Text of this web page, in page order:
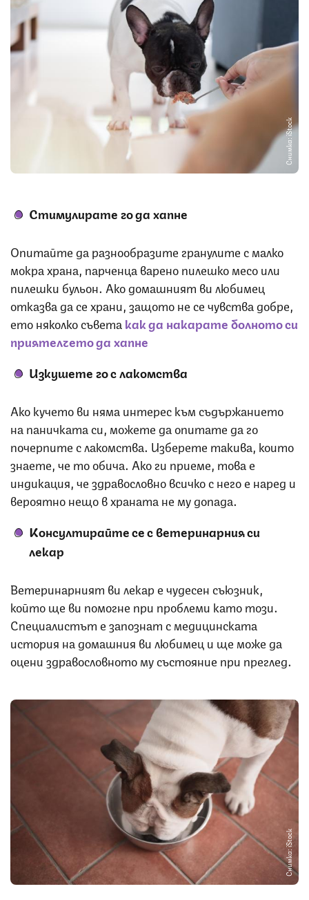
Снимка: iStock
Стимулирате го да хапне
Опитайте да разнообразите гранулите с малко
мокра храна, парченца варено пилешко месо или
пилешки бульон. Ако домашният ви любимец
отказва да се храни, защото не се чувства добре,
ето няколко съветакак да накарате болното си
приятелчето да хапне
Изкушете го с лакомства
Ако кучето ви няма интерес към съдържанието
на паничката си, можете да опитате да го
почерпите с лакомства. Изберете такива, които
знаете, че то обича. Ако ги приеме, това е
индикация, че здравословно всичко с него е наред и
вероятно нещо в храната не му допада.
Консултирайте се с ветеринарния си
лекар
Ветеринарният ви лекар е чудесен съюзник,
който ще ви помогне при проблеми като този.
Специалистът е запознат с медицинската
история на домашния ви любимец и ще може да
оцени здравословното му състояние при преглед.
Снимка: iStock